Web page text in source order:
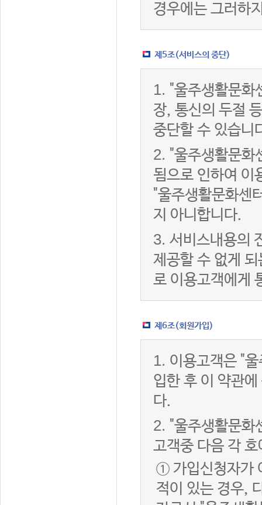
경우에는 그러하
제5조(서비스의 중단)
1. "울주생활문화
장, 통신의 두절
중단할 수 있습니
2. "울주생활문화
됨으로 인하여 이
"울주생활문화센
지 아니합니다.
3. 서비스내용의
제공할 수 없게
로 이용고객에게
제6조(회원가입)
1. 이용고객은 "
입한 후 이 약관
다.
2. "울주생활문화
고객중 다음 각
① 가입신청자가
적이 있는 경우,